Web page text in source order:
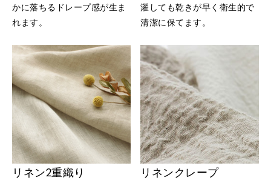
かに落ちるドレープ感が生ま
れます。
濯しても乾きが早く衛生的で
清潔に保てます。
リネン2重織り リネンクレープ